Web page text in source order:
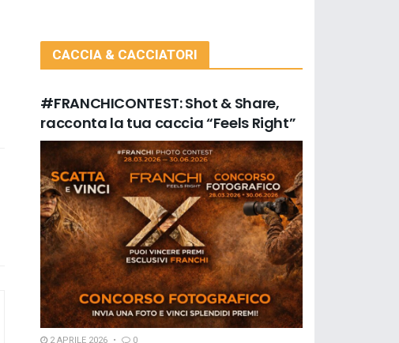
CACCIA & CACCIATORI
#FRANCHICONTEST: Shot & Share,
racconta la tua caccia “Feels Right”
2 APRILE 2026 0